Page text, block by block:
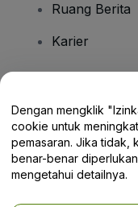
Ruang Berita
Karier
Pusat
Dengan mengklik
cookie untuk
pemasaran. Jika tidak,
benar-benar
mengetahui detailnya.